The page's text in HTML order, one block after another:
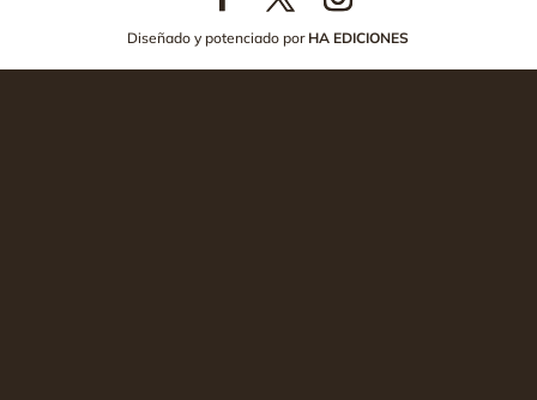
Diseñado y potenciado por HA EDICIONES